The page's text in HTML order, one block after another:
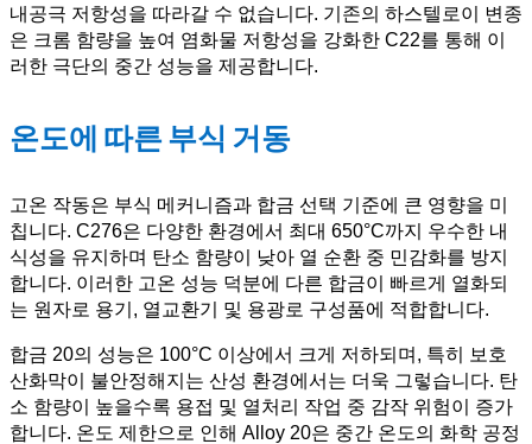
내공극 저항성을 따라갈 수 없습니다. 기존의 하스텔로이 변종
은 크롬 함량을 높여 염화물 저항성을 강화한 C22를 통해 이
러한 극단의 중간 성능을 제공합니다.
온도에 따른 부식 거동
고온 작동은 부식 메커니즘과 합금 선택 기준에 큰 영향을 미
칩니다. C276은 다양한 환경에서 최대 650°C까지 우수한 내
식성을 유지하며 탄소 함량이 낮아 열 순환 중 민감화를 방지
합니다. 이러한 고온 성능 덕분에 다른 합금이 빠르게 열화되
는 원자로 용기, 열교환기 및 용광로 구성품에 적합합니다.
합금 20의 성능은 100°C 이상에서 크게 저하되며, 특히 보호
산화막이 불안정해지는 산성 환경에서는 더욱 그렇습니다. 탄
소 함량이 높을수록 용접 및 열처리 작업 중 감작 위험이 증가
합니다. 온도 제한으로 인해 Alloy 20은 중간 온도의 화학 공정